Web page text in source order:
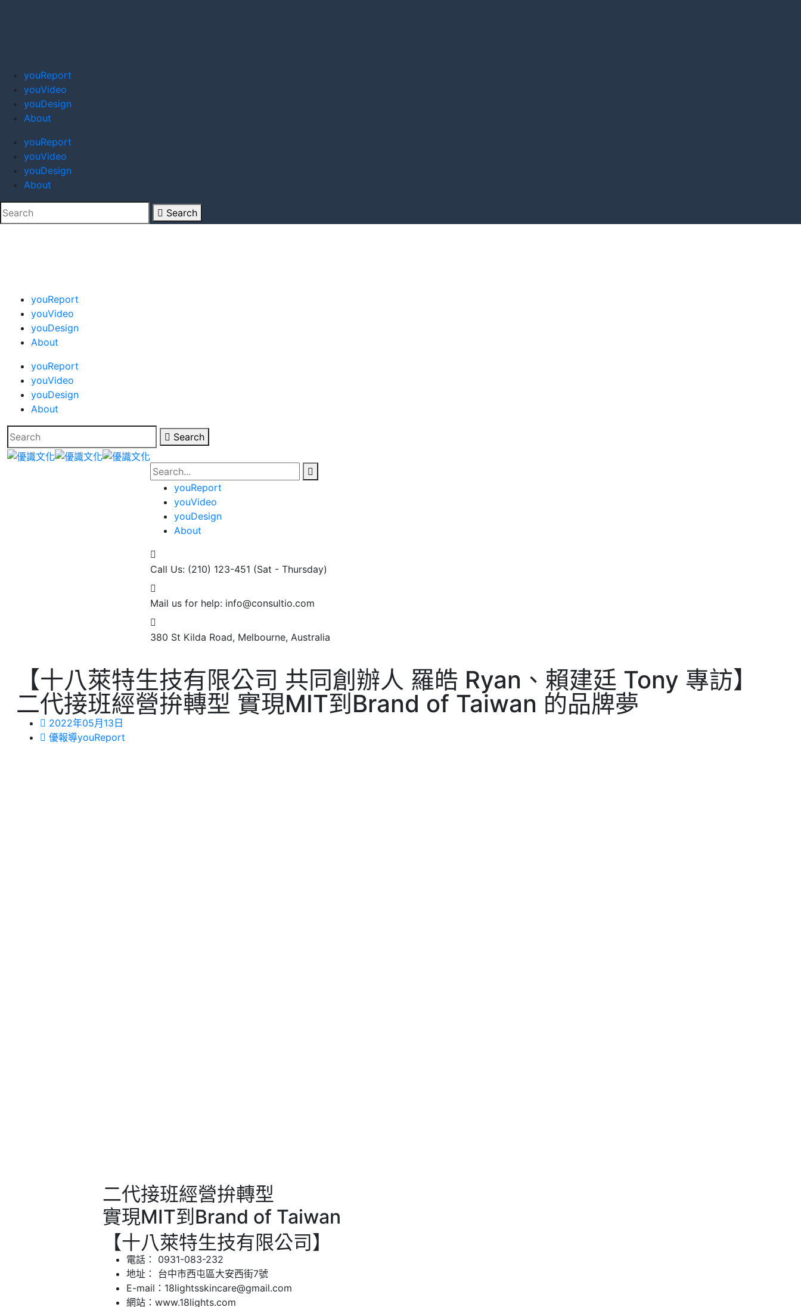
youReport
youVideo
youDesign
About
youReport
youVideo
youDesign
About
Search
youReport
youVideo
youDesign
About
youReport
youVideo
youDesign
About
Search
youReport
youVideo
youDesign
About
Call Us: (210) 123-451 (Sat - Thursday)
Mail us for help: info@consultio.com
380 St Kilda Road, Melbourne, Australia
【十八萊特生技有限公司 共同創辦人 羅皓 Ryan、賴建廷 Tony 專訪】
二代接班經營拚轉型 實現MIT到Brand of Taiwan 的品牌夢
2022年05月13日
優報導youReport
二代接班經營拚轉型
實現MIT到Brand of Taiwan
【十八萊特生技有限公司】
電話： 0931-083-232
地址： 台中市西屯區大安西街7號
E-mail：18lightsskincare@gmail.com
網站：www.18lights.com